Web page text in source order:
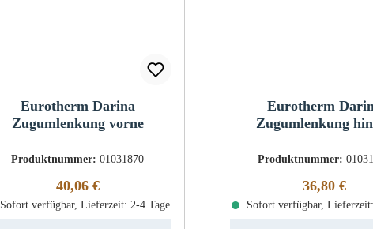
Eurotherm Darina
Zugumlenkung vorne
Produktnummer:01031870
Regulärer Preis:
40,06 €
Sofort verfügbar, Lieferzeit: 2-4 Tage
Eurotherm
Zugumlenkung
Produktnummer:
Regulärer
36,80 €
Sofort verfügbar,